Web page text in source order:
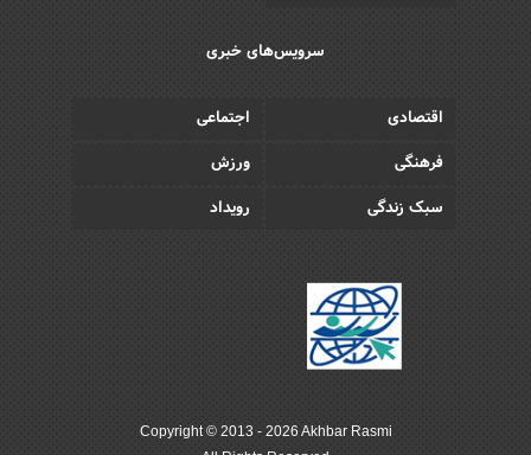
سرویس‌های خبری
اقتصادی
اجتماعی
فرهنگی
ورزش
سبک زندگی
رویداد
Copyright © 2013 - 2026 Akhbar Rasmi